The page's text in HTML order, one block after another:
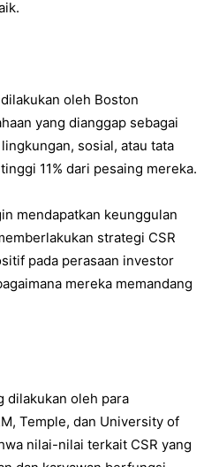
oleh Boston
yang dianggap sebagai
sosial, atau tata
11% dari pesaing mereka.
mendapatkan keunggulan
strategi CSR
pada perasaan investor
mereka memandang
dilakukan oleh para
Temple, dan University of
nilai-nilai terkait CSR yang